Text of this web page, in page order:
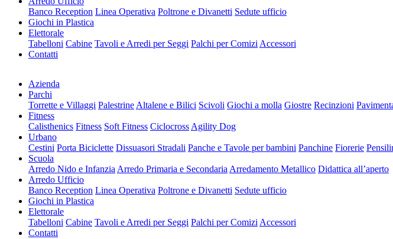
Banco Reception Linea Operativa Poltrone e Divanetti Sedute ufficio
Giochi in Plastica
Elettorale
Tabelloni Cabine Tavoli e Arredi per Seggi Palchi per Comizi Accessori
Contatti
Azienda
Parchi
Torrette e Villaggi Palestrine Altalene e Bilici Scivoli Giochi a molla Giostre Recinzioni
Fitness
Calisthenics Fitness Soft Fitness Ciclocross Agility Dog
Urbano
Cestini Porta Biciclette Dissuasori Stradali Panche e Tavole per bambini Panchine Fiorerie
Scuola
Arredo Nido e Infanzia Arredo Primaria e Secondaria Arredamento Metallico Didattica all’aperto
Arredo Ufficio
Banco Reception Linea Operativa Poltrone e Divanetti Sedute ufficio
Giochi in Plastica
Elettorale
Tabelloni Cabine Tavoli e Arredi per Seggi Palchi per Comizi Accessori
Contatti